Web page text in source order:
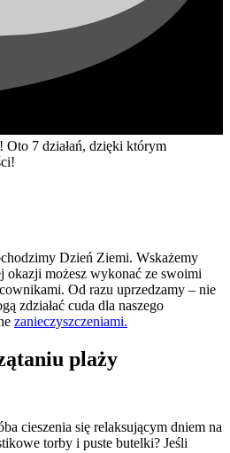
Dzień Ziemi. Wskażemy
okazji możesz wykonać ze swoimi
Od razu uprzedzamy – nie
zdziałać cuda dla naszego
zanieczyszczeniami.
plaży
cieszenia się relaksującym dniem na
torby i puste butelki? Jeśli